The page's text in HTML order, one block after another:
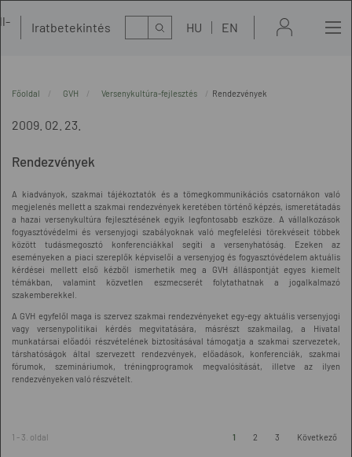
Iratbetekintés Kereső HU EN
Főoldal GVH Versenykultúra-fejlesztés Rendezvények
2009. 02. 23.
Rendezvények
A kiadványok, szakmai tájékoztatók és a tömegkommunikációs csatornákon való
megjelenés mellett a szakmai rendezvények keretében történő képzés, ismeretátadás
a hazai versenykultúra fejlesztésének egyik legfontosabb eszköze. A vállalkozások
fogyasztóvédelmi és versenyjogi szabályoknak való megfelelési törekvéseit többek
között tudásmegosztó konferenciákkal segíti a versenyhatóság. Ezeken az
eseményeken a piaci szereplők képviselői a versenyjog és fogyasztóvédelem aktuális
kérdései mellett első kézből ismerhetik meg a GVH álláspontját egyes kiemelt
témákban, valamint közvetlen eszmecserét folytathatnak a jogalkalmazó
szakemberekkel.
A GVH egyfelől maga is szervez szakmai rendezvényeket egy-egy aktuális versenyjogi
vagy versenypolitikai kérdés megvitatására, másrészt szakmailag, a Hivatal
munkatársai előadói részvételének biztosításával támogatja a szakmai szervezetek,
társhatóságok által szervezett rendezvények, előadások, konferenciák, szakmai
fórumok, szemináriumok, tréningprogramok megvalósítását, illetve az ilyen
rendezvényeken való részvételt.
1 - 3. oldal 1 2 3 Következő